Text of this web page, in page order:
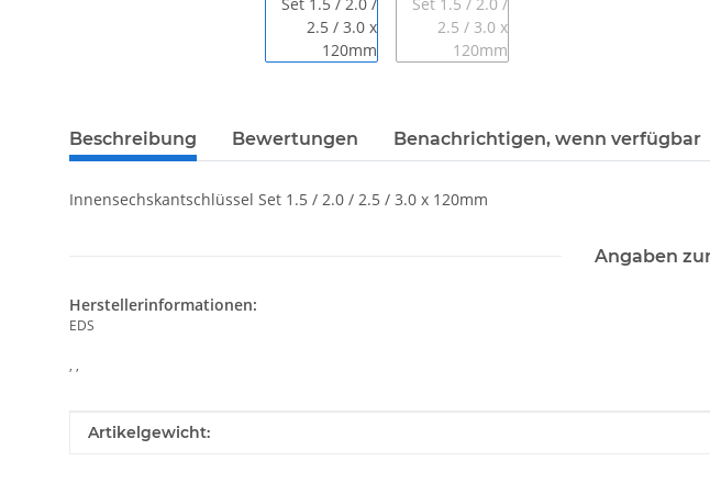
Beschreibung Bewertungen Benachrichtigen, wenn verfügbar
Innensechskantschlüssel Set 1.5 / 2.0 / 2.5 / 3.0 x 120mm
Angaben
Herstellerinformationen:
EDS
, ,
Produkteigenschaft
Wert
Artikelgewicht: